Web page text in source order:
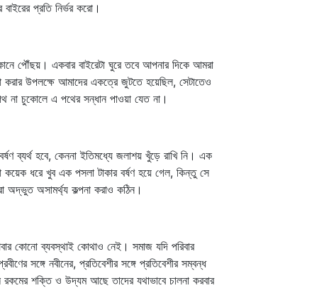
প্রতি নির্ভর করো।
পৌঁছয়। একবার বাইরেটা ঘুরে তবে আপনার দিকে আমরা
উপলক্ষে আমাদের একত্রে জুটতে হয়েছিল, সেটাতেও
না চুকোলে এ পথের সন্ধান পাওয়া যেত না।
ব্যর্থ হবে, কেননা ইতিমধ্যে জলাশয় খুঁড়ে রাখি নি। এক
কয়েক ধরে খুব এক পসলা টাকার বর্ষণ হয়ে গেল, কিন্তু সে
অসামর্থ্য কল্পনা করাও কঠিন।
কোনো ব্যবস্থাই কোথাও নেই। সমাজ যদি পরিবার
সঙ্গে নবীনের, প্রতিবেশীর সঙ্গে প্রতিবেশীর সম্বন্ধ
শক্তি ও উদ্যম আছে তাদের যথাভাবে চালনা করবার